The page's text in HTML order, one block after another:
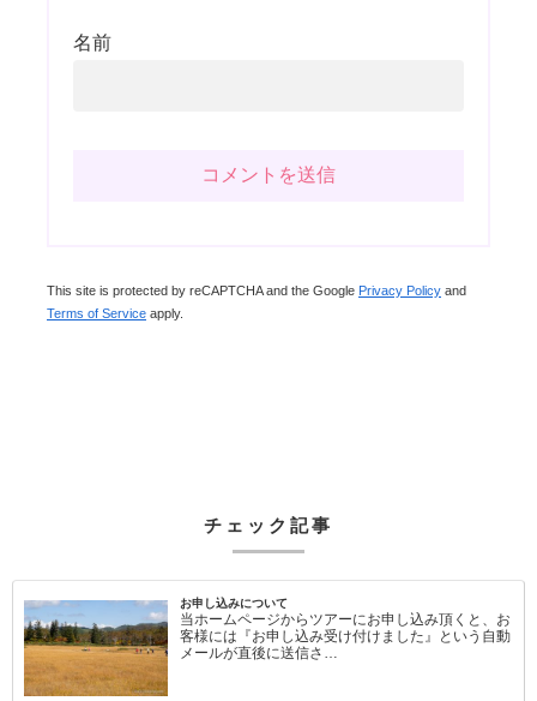
名前
This site is protected by reCAPTCHA and the Google Privacy Policy and
Terms of Service apply.
チェック記事
お申し込みについて
当ホームページからツアーにお申し込み頂くと、お
客様には『お申し込み受け付けました』という自動
メールが直後に送信さ…